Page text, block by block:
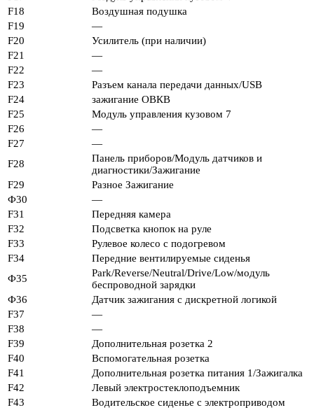
F18
Воздушная подушка
F19
—
F20
Усилитель (при наличии)
F21
—
F22
—
F23
Разъем канала передачи данных/USB
F24
зажигание ОВКВ
F25
Модуль управления кузовом 7
F26
—
F27
—
F28
Панель приборов/Модуль датчиков и
диагностики/Зажигание
F29
Разное Зажигание
Ф30
—
F31
Передняя камера
F32
Подсветка кнопок на руле
F33
Рулевое колесо с подогревом
F34
Передние вентилируемые сиденья
Ф35
Park/Reverse/Neutral/Drive/Low/модуль
беспроводной зарядки
Ф36
Датчик зажигания с дискретной логикой
F37
—
F38
—
F39
Дополнительная розетка 2
F40
Вспомогательная розетка
F41
Дополнительная розетка питания 1/Зажигалка
F42
Левый электростеклоподъемник
F43
Водительское сиденье с электроприводом